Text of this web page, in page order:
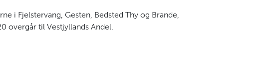
i Fjelstervang, Gesten, Bedsted Thy og Brande,
overgår til Vestjyllands Andel.